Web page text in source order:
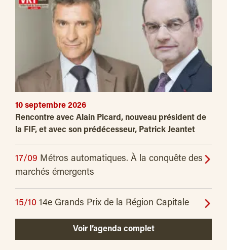
10 septembre 2026
Rencontre avec Alain Picard, nouveau président de
la FIF, et avec son prédécesseur, Patrick Jeantet
17/09 Métros automatiques. À la conquête des
marchés émergents
15/10 14e Grands Prix de la Région Capitale
Voir l’agenda complet